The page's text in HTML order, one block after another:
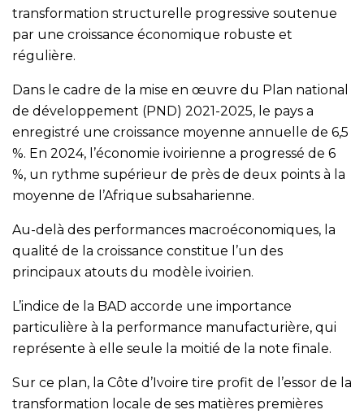
transformation structurelle progressive soutenue
par une croissance économique robuste et
régulière.
Dans le cadre de la mise en œuvre du Plan national
de développement (PND) 2021-2025, le pays a
enregistré une croissance moyenne annuelle de 6,5
%. En 2024, l’économie ivoirienne a progressé de 6
%, un rythme supérieur de près de deux points à la
moyenne de l’Afrique subsaharienne.
Au-delà des performances macroéconomiques, la
qualité de la croissance constitue l’un des
principaux atouts du modèle ivoirien.
L’indice de la BAD accorde une importance
particulière à la performance manufacturière, qui
représente à elle seule la moitié de la note finale.
Sur ce plan, la Côte d’Ivoire tire profit de l’essor de la
transformation locale de ses matières premières